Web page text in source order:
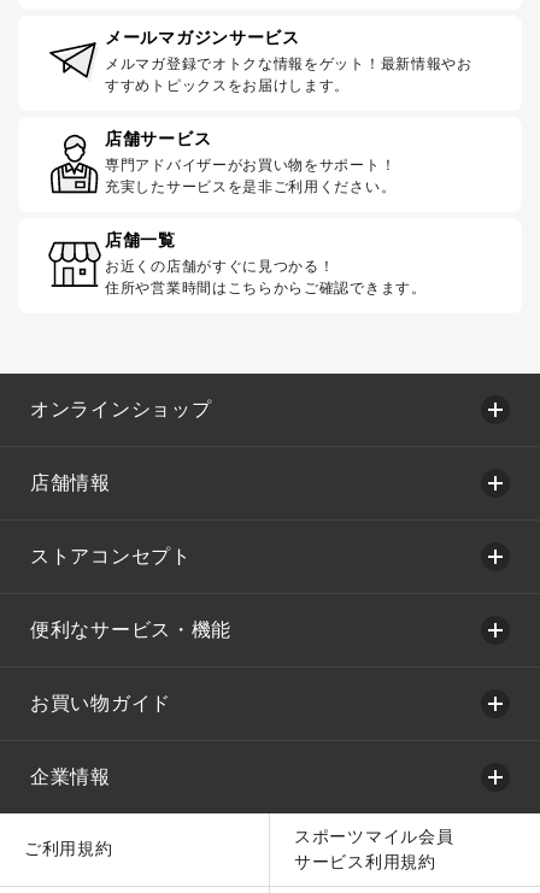
メールマガジンサービス
メルマガ登録でオトクな情報をゲット！最新情報やお
すすめトピックスをお届けします。
店舗サービス
専門アドバイザーがお買い物をサポート！
充実したサービスを是非ご利用ください。
店舗一覧
お近くの店舗がすぐに見つかる！
住所や営業時間はこちらからご確認できます。
オンラインショップ
店舗情報
ストアコンセプト
便利なサービス・機能
お買い物ガイド
企業情報
ご利用規約
スポーツマイル会員
サービス利用規約